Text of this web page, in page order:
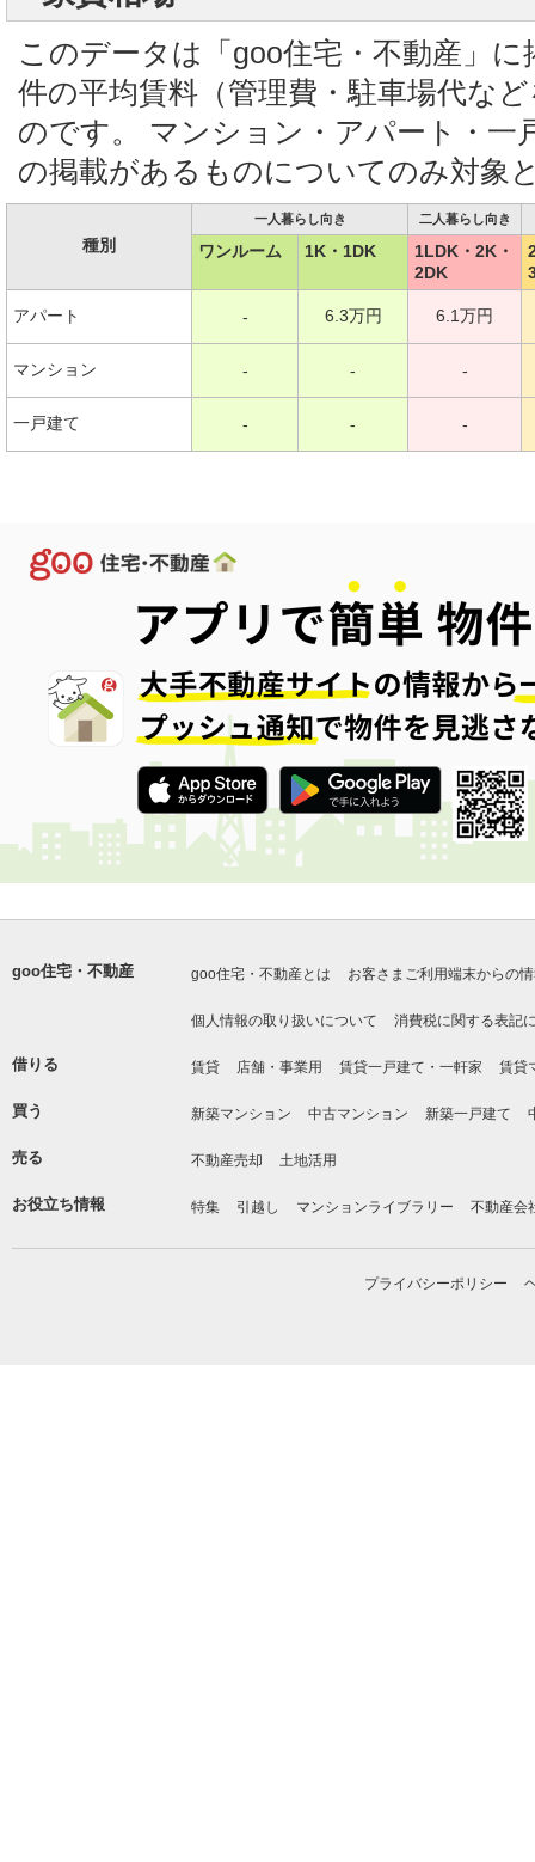
このデータは「goo住宅・不動産」
件の平均賃料（管理費・駐車場代な
のです。 マンション・アパート・一
の掲載があるものについてのみ対象
種別
一人暮らし向き 二人暮らし向き
ワンルーム 1K・1DK
1LDK・2K・
2DK
アパート - 6.3万円 6.1万円
マンション - - -
一戸建て - - -
goo住宅・不動産 goo住宅・不動産とは お客さまご利用端末からの
個人情報の取り扱いについて 消費税に関する表記
借りる 賃貸 店舗・事業用 賃貸一戸建て・一軒家 賃貸
買う 新築マンション 中古マンション 新築一戸建て
売る 不動産売却 土地活用
お役立ち情報 特集 引越し マンションライブラリー 不動産会
プライバシーポリシー